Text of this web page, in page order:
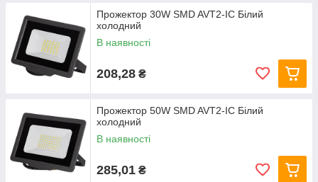
Прожектор 30W SMD AVT2-IC Білий
холодний
В наявності
208,28 ₴
Прожектор 50W SMD AVT2-IC Білий
холодний
В наявності
285,01 ₴